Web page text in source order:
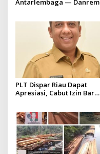
Antarlembaga — Danrem
PLT Dispar Riau Dapat
Apresiasi, Cabut Izin Bar